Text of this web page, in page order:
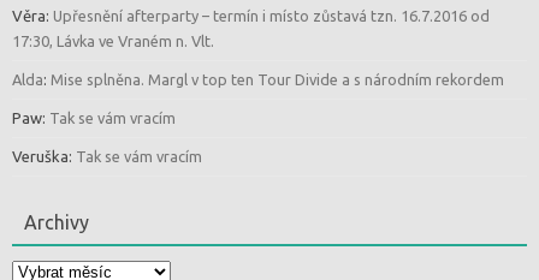
Věra: Upřesnění afterparty – termín i místo zůstavá tzn. 16.7.2016 od
17:30, Lávka ve Vraném n. Vlt.
Alda: Mise splněna. Margl v top ten Tour Divide a s národním rekordem
Paw: Tak se vám vracím
Veruška: Tak se vám vracím
Archivy
Archivy